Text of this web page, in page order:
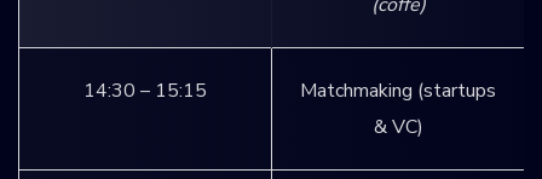
14:30 – 15:15
Matchmaking (startups
& VC)